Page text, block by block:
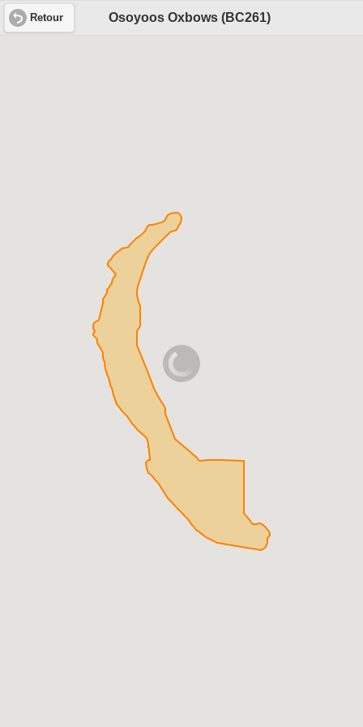
Retour Osoyoos Oxbows (BC261)